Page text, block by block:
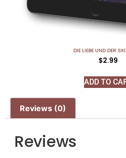
DIE LIEBE UND DER
$2.99
ADD TO
Reviews (0)
Reviews